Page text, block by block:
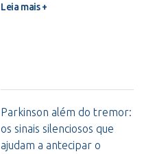
Leia mais +
Parkinson além do tremor:
os sinais silenciosos que
ajudam a antecipar o